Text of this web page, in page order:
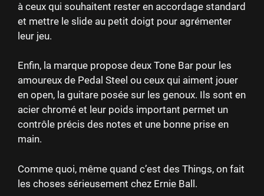
à ceux qui souhaitent rester en accordage standard
et mettre le slide au petit doigt pour agrémenter
leur jeu.
Enfin, la marque propose deux Tone Bar pour les
amoureux de Pedal Steel ou ceux qui aiment jouer
en open, la guitare posée sur les genoux. Ils sont en
acier chromé et leur poids important permet un
contrôle précis des notes et une bonne prise en
main.
Comme quoi, même quand c’est des Things, on fait
les choses sérieusement chez Ernie Ball.